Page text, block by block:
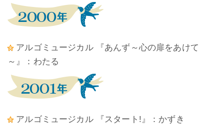
アルゴミュージカル 『あんず～心の扉をあけて
～』：わたる
アルゴミュージカル 『スタート!』：かずき